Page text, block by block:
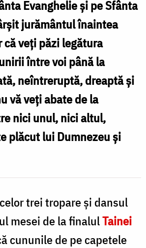
Evanghelie și pe Sfânta
jurământul înaintea
veți păzi legătura
între voi până la
neîntreruptă, dreaptă și
vă veți abate de la
nici unul, nici altul,
plăcut lui Dumnezeu și
trei tropare și dansul
mesei de la finalulTainei
cununile de pe capetele